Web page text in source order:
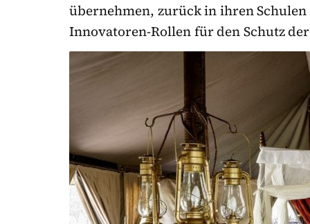
übernehmen, zurück in ihren
Innovatoren-Rollen für den Schutz